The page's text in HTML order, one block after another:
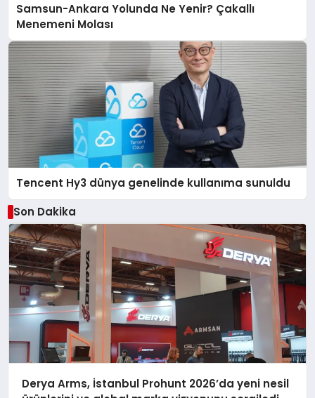
Samsun-Ankara Yolunda Ne Yenir? Çakallı
Menemeni Molası
Tencent Hy3 dünya genelinde kullanıma sunuldu
Son Dakika
Derya Arms, İstanbul Prohunt 2026’da yeni nesil